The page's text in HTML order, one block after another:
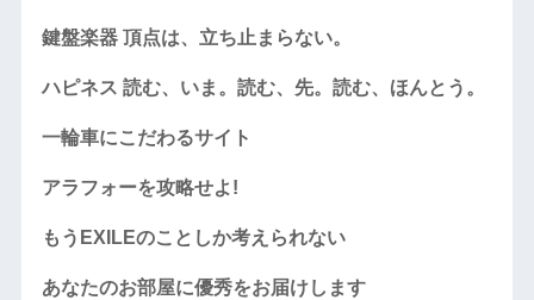
鍵盤楽器 頂点は、立ち止まらない。
ハピネス 読む、いま。読む、先。読む、ほんとう。
一輪車にこだわるサイト
アラフォーを攻略せよ!
もうEXILEのことしか考えられない
あなたのお部屋に優秀をお届けします